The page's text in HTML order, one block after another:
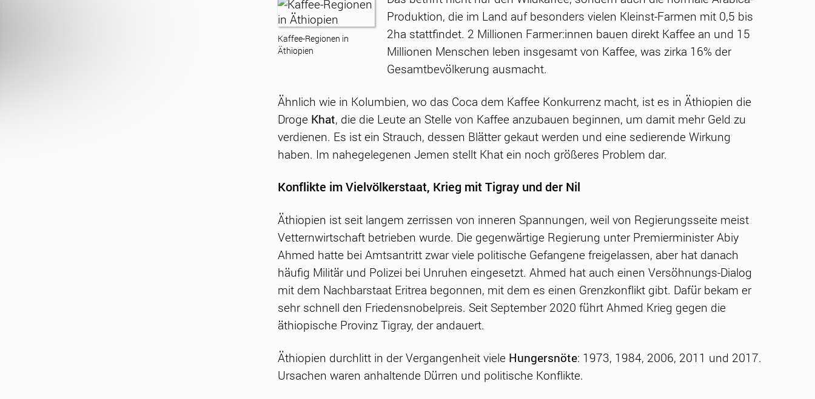
Kaffee-Regionen in
Äthiopien
Produktion, die im Land auf besonders vielen Kleinst-Farmen mit 0,5 bis
2ha stattfindet. 2 Millionen Farmer:innen bauen direkt Kaffee an und 15
Millionen Menschen leben insgesamt von Kaffee, was zirka 16% der
Gesamtbevölkerung ausmacht.
Ähnlich wie in Kolumbien, wo das Coca dem Kaffee Konkurrenz macht, ist es in Äthiopien die
Droge Khat, die die Leute an Stelle von Kaffee anzubauen beginnen, um damit mehr Geld zu
verdienen. Es ist ein Strauch, dessen Blätter gekaut werden und eine sedierende Wirkung
haben. Im nahegelegenen Jemen stellt Khat ein noch größeres Problem dar.
Konflikte im Vielvölkerstaat, Krieg mit Tigray und der Nil
Äthiopien ist seit langem zerrissen von inneren Spannungen, weil von Regierungsseite meist
Vetternwirtschaft betrieben wurde. Die gegenwärtige Regierung unter Premierminister Abiy
Ahmed hatte bei Amtsantritt zwar viele politische Gefangene freigelassen, aber hat danach
häufig Militär und Polizei bei Unruhen eingesetzt. Ahmed hat auch einen Versöhnungs-Dialog
mit dem Nachbarstaat Eritrea begonnen, mit dem es einen Grenzkonflikt gibt. Dafür bekam er
sehr schnell den Friedensnobelpreis. Seit September 2020 führt Ahmed Krieg gegen die
äthiopische Provinz Tigray, der andauert.
Äthiopien durchlitt in der Vergangenheit viele Hungersnöte: 1973, 1984, 2006, 2011 und 2017.
Ursachen waren anhaltende Dürren und politische Konflikte.